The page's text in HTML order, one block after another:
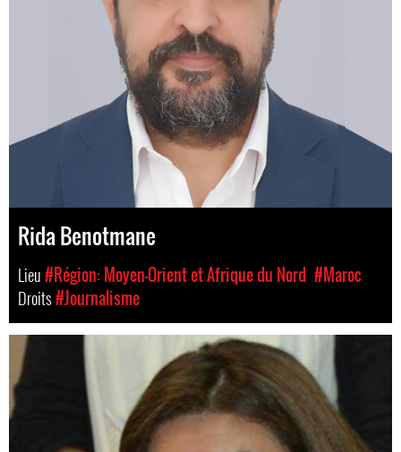
Rida Benotmane
Lieu#Région: Moyen-Orient et Afrique du Nord #Maroc
Droits#Journalisme